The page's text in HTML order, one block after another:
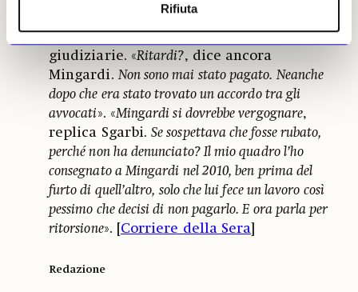
Rifiuta
credito nei confronti di Sgarbi di
duecentomila euro, già finiti in cause
giudiziarie. «Ritardi?, dice ancora
Mingardi.Non sono mai stato pagato. Neanche
dopo che era stato trovato un accordo tra gli
avvocati». «Mingardi si dovrebbe vergognare,
replica Sgarbi.Se sospettava che fosse rubato,
perché non ha denunciato? Il mio quadro l’ho
consegnato a Mingardi nel 2010, ben prima del
furto di quell’altro, solo che lui fece un lavoro così
pessimo che decisi di non pagarlo. E ora parla per
ritorsione». [ Corriere della Sera
Redazione